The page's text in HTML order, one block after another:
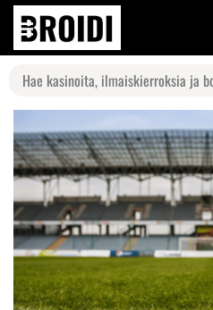
Search
for: